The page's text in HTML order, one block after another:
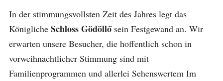
In der stimmungsvollsten Zeit des Jahres legt das
Königliche Schloss Gödöllő sein Festgewand an. Wir
erwarten unsere Besucher, die hoffentlich schon in
vorweihnachtlicher Stimmung sind mit
Familienprogrammen und allerlei Sehenswertem Im